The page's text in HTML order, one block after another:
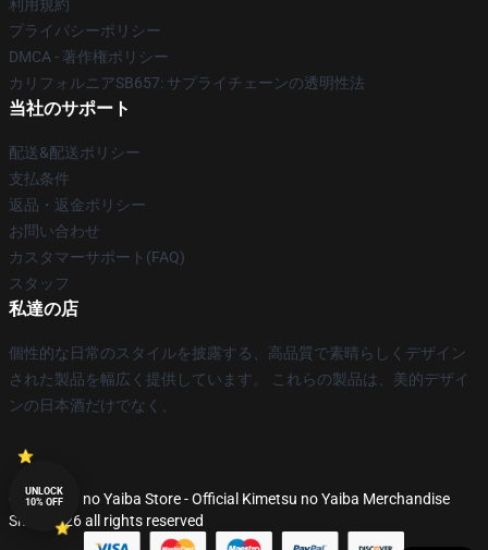
利用規約
プライバシーポリシー
DMCA - 著作権ポリシー
カリフォルニアSB657: サプライチェーンの透明性法
当社のサポート
配送&配送ポリシー
支払条件
返品・返金ポリシー
お問い合わせ
カスタマーサポート(FAQ)
スタッフ
私達の店
個性的な日常のスタイルを披露する、高品質で素晴らしくデザイン
された製品を幅広く提供しています。 これらの製品は、美的デザイ
ンの日本酒だけでなく、
© Kimetsu no Yaiba Store - Official Kimetsu no Yaiba Merchandise
Shop 2026 all rights reserved
UNLOCK
10% OFF